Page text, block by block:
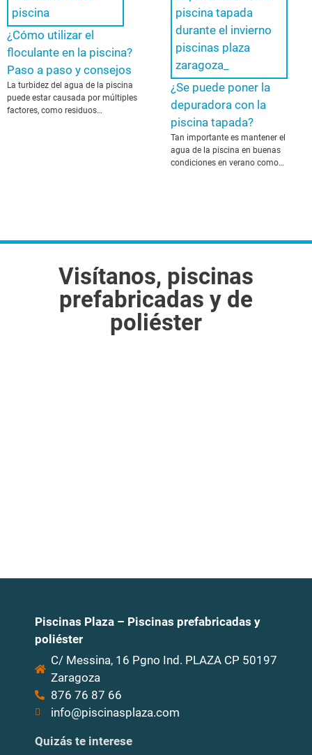
¿Cómo utilizar el
floculante en la piscina?
Paso a paso y consejos
La turbidez del agua de la piscina
puede estar causada por múltiples
factores, como residuos…
¿Se puede poner la
depuradora con la
piscina tapada?
Tan importante es mantener el
agua de la piscina en buenas
condiciones en verano como…
Visítanos, piscinas
prefabricadas y de
poliéster
Piscinas Plaza – Piscinas prefabricadas y
poliéster
C/ Messina, 16 Pgno Ind. PLAZA CP 50197
Zaragoza
876 76 87 66
info@piscinasplaza.com
Quizás te interese